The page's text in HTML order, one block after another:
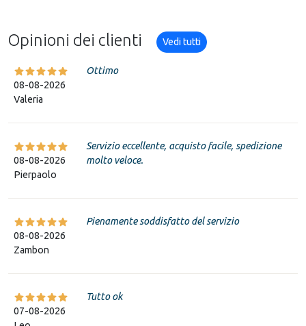
Opinioni dei clienti Vedi tutti
08-08-2026
Valeria
Ottimo
08-08-2026
Pierpaolo
Servizio eccellente, acquisto facile, spedizione
molto veloce.
08-08-2026
Zambon
Pienamente soddisfatto del servizio
07-08-2026
Tutto ok